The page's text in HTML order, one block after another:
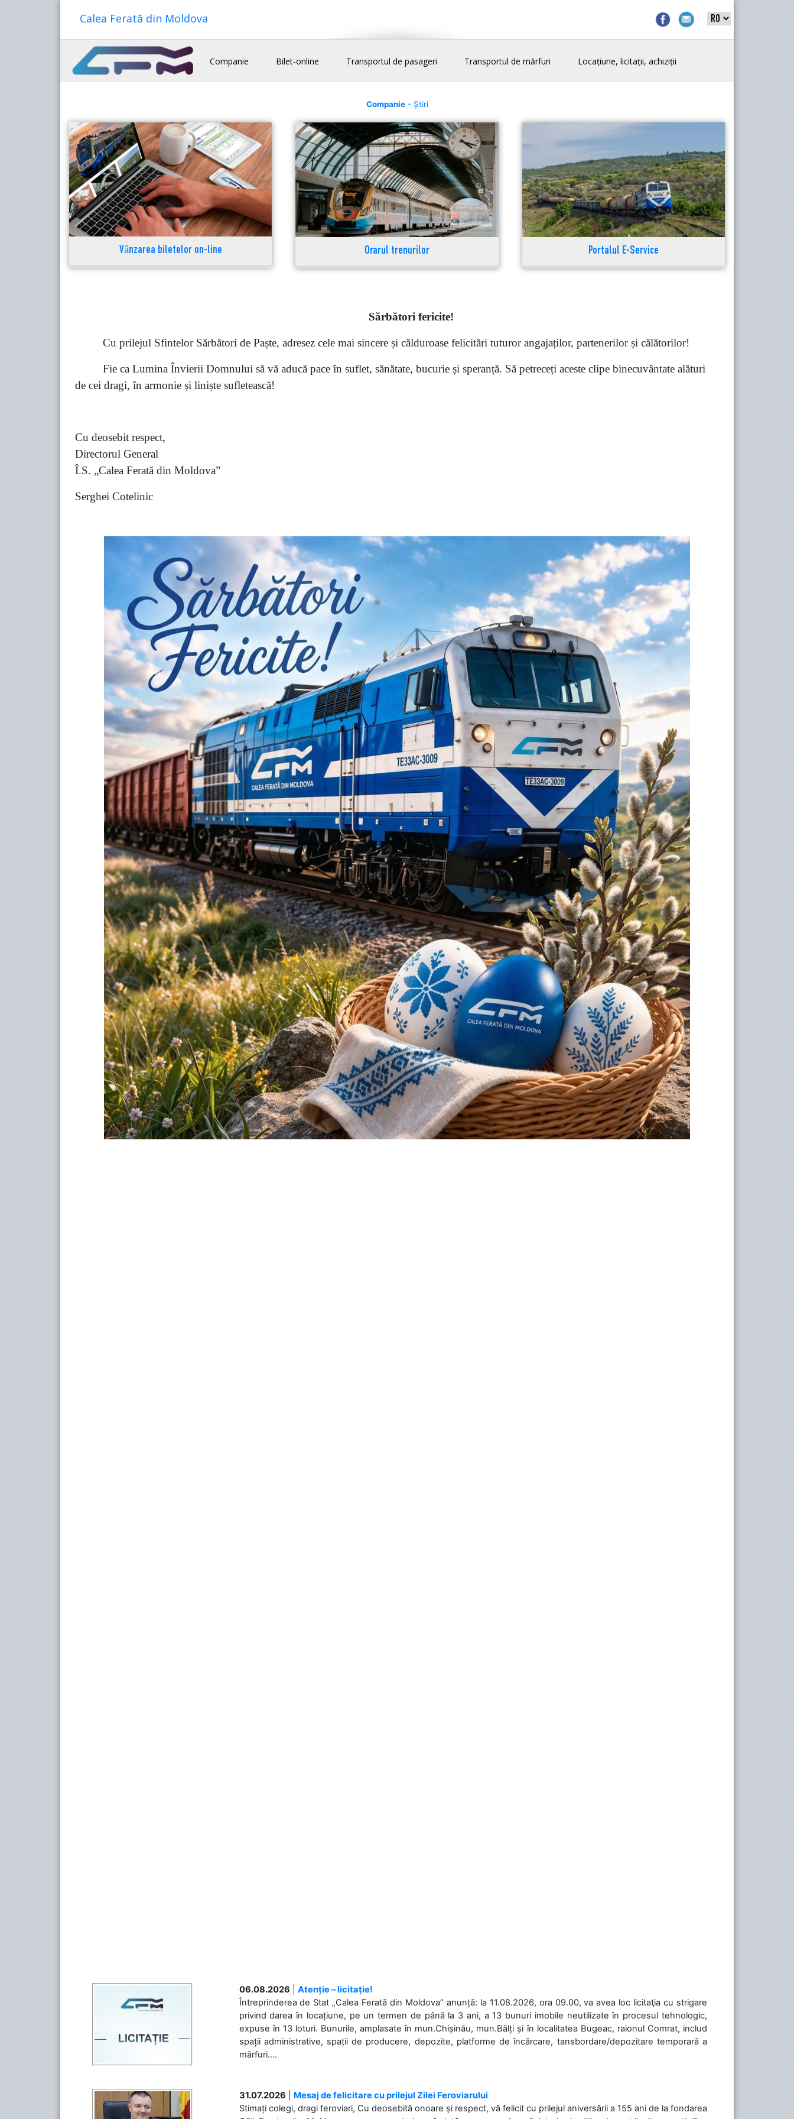
Calea Ferată din Moldova
Companie Bilet-online Transportul de pasageri Transportul de mărfuri Locațiune, licitații, achiziții
Companie- Știri
Vânzarea biletelor on-line Orarul trenurilor Portalul E-Service
Sărbători fericite!
Cu prilejul Sfintelor Sărbători de Paște, adresez cele mai sincere și călduroase felicitări tuturor angajaților, partenerilor și călătorilor!
Fie ca Lumina Învierii Domnului să vă aducă pace în suflet, sănătate, bucurie și speranță. Să petreceți aceste clipe binecuvântate alături
de cei dragi, în armonie și liniște sufletească!
Cu deosebit respect,
Directorul General
Î.S. „Calea Ferată din Moldova”
Serghei Cotelinic
06.08.2026
Atenție – licitație!
Întreprinderea de Stat „Calea Ferată din Moldova” anunță: la 11.08.2026, ora 09.00, va avea loc licitaţia cu strigare
privind darea în locațiune, pe un termen de până la 3 ani, a 13 bunuri imobile neutilizate în procesul tehnologic,
expuse în 13 loturi. Bunurile, amplasate în mun.Chișinău, mun.Bălți și în localitatea Bugeac, raionul Comrat, includ
spații administrative, spații de producere, depozite, platforme de încărcare, tansbordare/depozitare temporară a
mărfuri....
31.07.2026
Mesaj de felicitare cu prilejul Zilei Feroviarului
Stimați colegi, dragi feroviari, Cu deosebită onoare și respect, vă felicit cu prilejul aniversării a 155 ani de la fondarea